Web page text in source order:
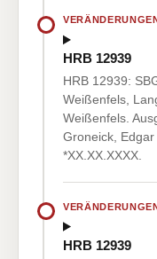
HRB 12939
HRB 12939:
Weißenfels,
Weißenfels.
Groneick,
*XX.XX.XXXX.
HRB 12939